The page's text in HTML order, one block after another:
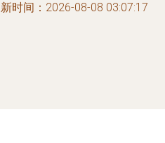
时间：2026-08-08 03:07:17